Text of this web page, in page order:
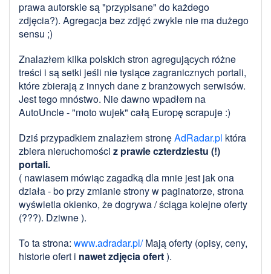
prawa autorskie są "przypisane" do każdego
zdjęcia?). Agregacja bez zdjęć zwykle nie ma dużego
sensu ;)
Znalazłem kilka polskich stron agregujących różne
treści i są setki jeśli nie tysiące zagranicznych portali,
które zbierają z innych dane z branżowych serwisów.
Jest tego mnóstwo. Nie dawno wpadłem na
AutoUncle - "moto wujek" całą Europę scrapuje :)
Dziś przypadkiem znalazłem stronęAdRadar.pl która
zbiera nieruchomości z prawie czterdziestu (!)
portali.
( nawiasem mówiąc zagadką dla mnie jest jak ona
działa - bo przy zmianie strony w paginatorze, strona
wyświetla okienko, że dogrywa / ściąga kolejne oferty
(???). Dziwne ).
To ta strona: www.adradar.pl/Mają oferty (opisy, ceny,
historie ofert i nawet zdjęcia ofert).